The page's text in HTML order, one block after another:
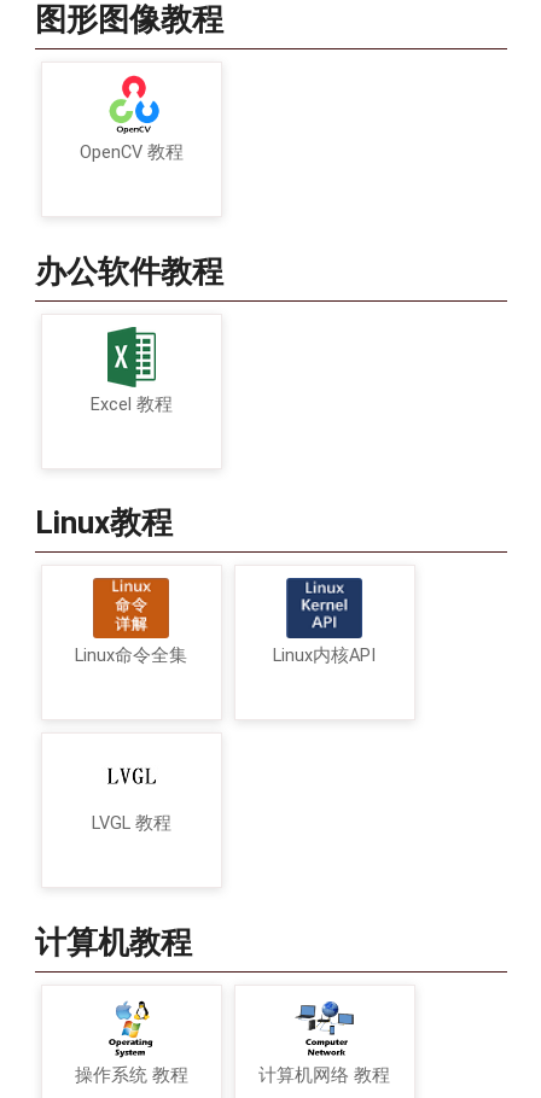
图形图像教程
OpenCV 教程
办公软件教程
Excel 教程
Linux教程
Linux命令全集 Linux内核API
LVGL 教程
计算机教程
操作系统 教程 计算机网络 教程